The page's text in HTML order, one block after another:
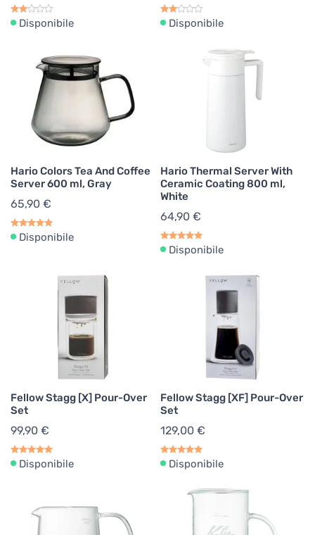
Disponibile Disponibile
Hario Colors Tea And Coffee
Server 600 ml, Gray
65,90 €
Disponibile
Hario Thermal Server With
Ceramic Coating 800 ml,
White
64,90 €
Disponibile
Fellow Stagg [X] Pour-Over
Set
99,90 €
Disponibile
Fellow Stagg [XF] Pour-Over
Set
129,00 €
Disponibile